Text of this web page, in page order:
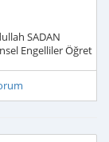
SADAN
Engelliler